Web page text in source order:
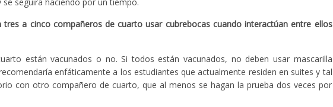
a cinco compañeros de cuarto usar cubrebocas cuando interactúan entre ellos
están vacunados o no. Si todos están vacunados, no deben usar mascarilla
enfáticamente a los estudiantes que actualmente residen en suites y tal
con otro compañero de cuarto, que al menos se hagan la prueba dos veces por